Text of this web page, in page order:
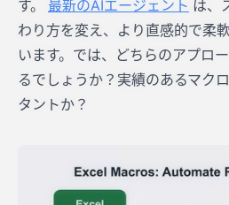
す。
最新のAIエージェント は、
わり方を変え、より直感的で柔
います。では、どちらのアプロ
るでしょうか？実績のあるマク
タントか？